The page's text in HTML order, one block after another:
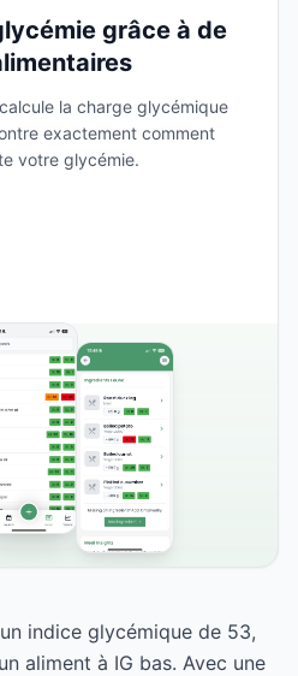
grâce à de
la charge glycémique
exactement comment
votre glycémie.
indice glycémique de 53,
aliment à IG bas. Avec une